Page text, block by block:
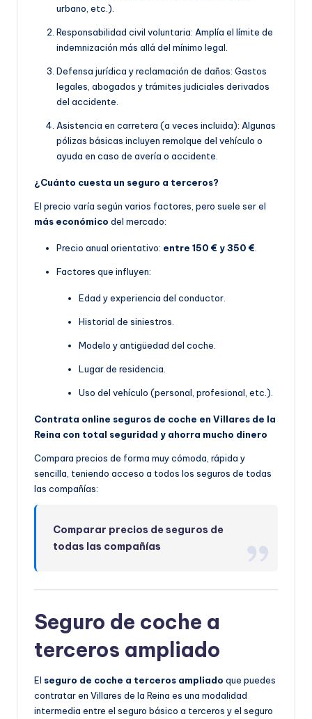
urbano, etc.).
Responsabilidad civil voluntaria: Amplía el límite de
indemnización más allá del mínimo legal.
Defensa jurídica y reclamación de daños: Gastos
legales, abogados y trámites judiciales derivados
del accidente.
Asistencia en carretera (a veces incluida): Algunas
pólizas básicas incluyen remolque del vehículo o
ayuda en caso de avería o accidente.
¿Cuánto cuesta un seguro a terceros?
El precio varía según varios factores, pero suele ser el
más económico del mercado:
Precio anual orientativo: entre 150 € y 350 €.
Factores que influyen:
Edad y experiencia del conductor.
Historial de siniestros.
Modelo y antigüedad del coche.
Lugar de residencia.
Uso del vehículo (personal, profesional, etc.).
Contrata online seguros de coche en Villares de la
Reina con total seguridad y ahorra mucho dinero
Compara precios de forma muy cómoda, rápida y
sencilla, teniendo acceso a todos los seguros de todas
las compañías:
Comparar precios de seguros de
todas las compañías
Seguro de coche a
terceros ampliado
El seguro de coche a terceros ampliado que puedes
contratar en Villares de la Reina es una modalidad
intermedia entre el seguro básico a terceros y el seguro